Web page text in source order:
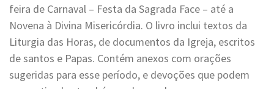
feira de Carnaval – Festa da Sagrada Face – até a
Novena à Divina Misericórdia. O livro inclui textos da
Liturgia das Horas, de documentos da Igreja, escritos
de santos e Papas. Contém anexos com orações
sugeridas para esse período, e devoções que podem